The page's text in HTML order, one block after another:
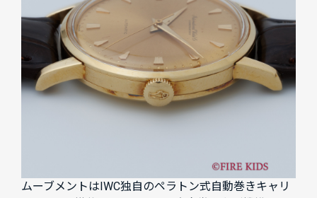
ムーブメントはIWC独自のペラトン式自動巻きキャリ